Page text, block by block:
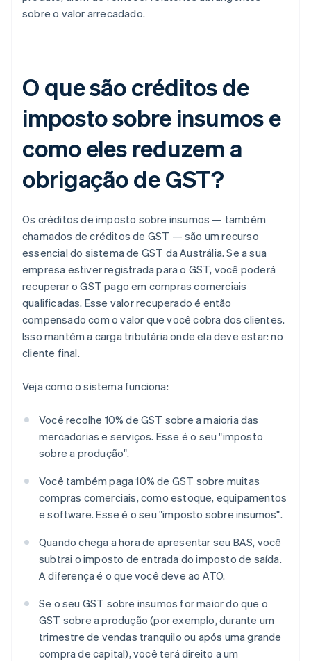
sobre o valor arrecadado.
O que são créditos de
imposto sobre insumos e
como eles reduzem a
obrigação de GST?
Os créditos de imposto sobre insumos — também
chamados de créditos de GST — são um recurso
essencial do sistema de GST da Austrália. Se a sua
empresa estiver registrada para o GST, você poderá
recuperar o GST pago em compras comerciais
qualificadas. Esse valor recuperado é então
compensado com o valor que você cobra dos clientes.
Isso mantém a carga tributária onde ela deve estar: no
cliente final.
Veja como o sistema funciona:
Você recolhe 10% de GST sobre a maioria das
mercadorias e serviços. Esse é o seu "imposto
sobre a produção".
Você também paga 10% de GST sobre muitas
compras comerciais, como estoque, equipamentos
e software. Esse é o seu "imposto sobre insumos".
Quando chega a hora de apresentar seu BAS, você
subtrai o imposto de entrada do imposto de saída.
A diferença é o que você deve ao ATO.
Se o seu GST sobre insumos for maior do que o
GST sobre a produção (por exemplo, durante um
trimestre de vendas tranquilo ou após uma grande
compra de capital), você terá direito a um